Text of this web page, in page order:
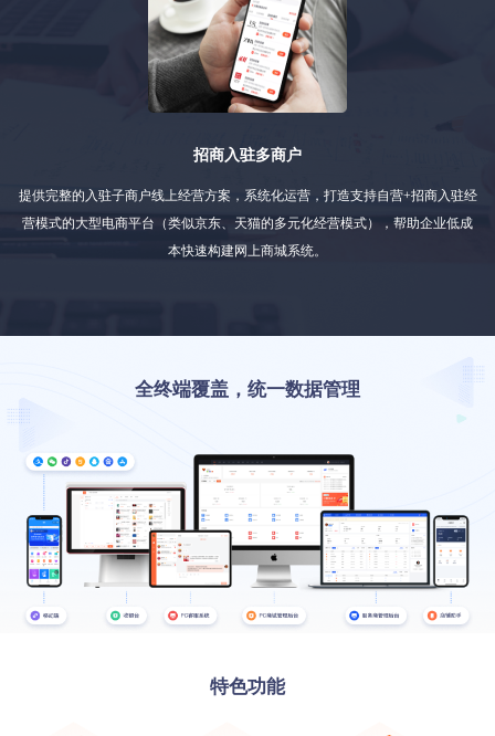
招商入驻多商户
提供完整的入驻子商户线上经营方案，系统化运营，打造支持自营+招商入驻经
营模式的大型电商平台（类似京东、天猫的多元化经营模式），帮助企业低成
本快速构建网上商城系统。
全终端覆盖，统一数据管理
特色功能